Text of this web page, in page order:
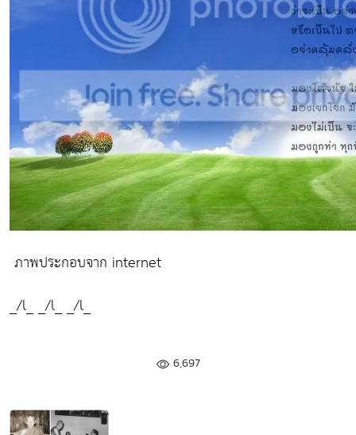
ภาพประกอบจาก internet
_/l_ _/l_ _/l_
6,697